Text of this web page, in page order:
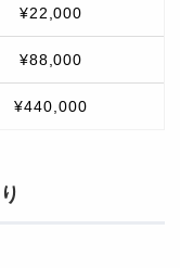
¥22,000
¥88,000
¥440,000